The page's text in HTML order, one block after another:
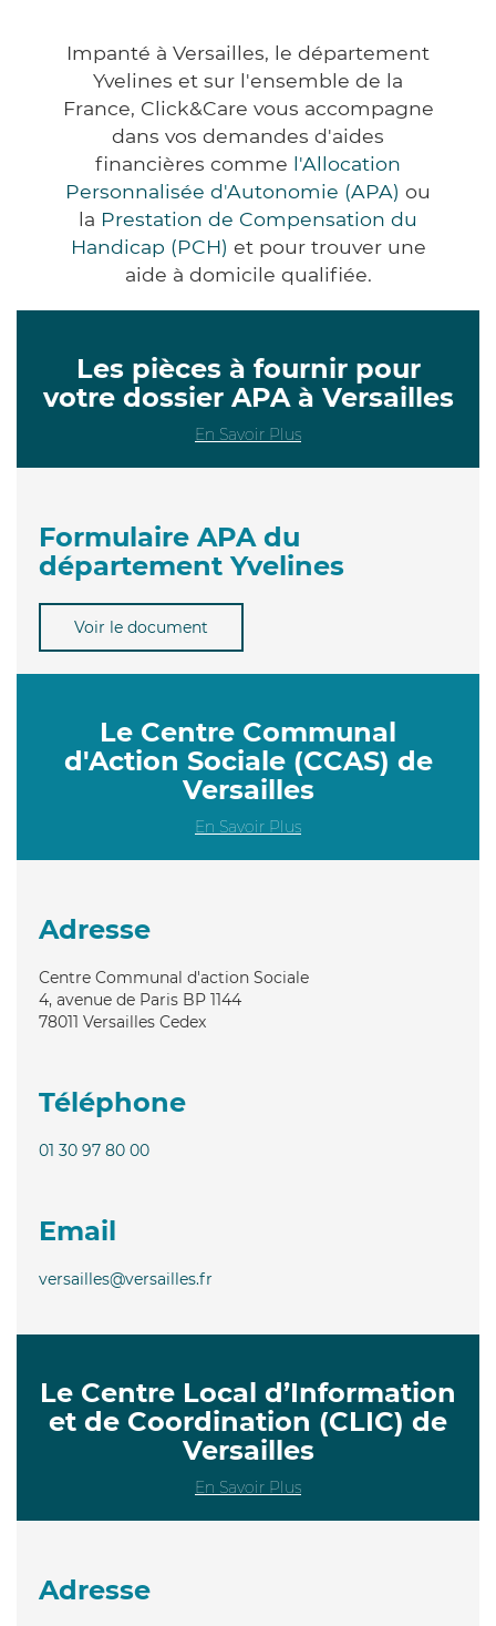
Impanté à Versailles, le département
Yvelines et sur l'ensemble de la
France, Click&Care vous accompagne
dans vos demandes d'aides
financières comme l'Allocation
Personnalisée d'Autonomie (APA) ou
la Prestation de Compensation du
Handicap (PCH) et pour trouver une
aide à domicile qualifiée.
Les pièces à fournir pour
votre dossier APA à Versailles
En Savoir Plus
Formulaire APA du
département Yvelines
Voir le document
Le Centre Communal
d'Action Sociale (CCAS) de
Versailles
En Savoir Plus
Adresse
Centre Communal d'action Sociale
4, avenue de Paris BP 1144
78011 Versailles Cedex
Téléphone
01 30 97 80 00
Email
versailles@versailles.fr
Le Centre Local d’Information
et de Coordination (CLIC) de
Versailles
En Savoir Plus
Adresse